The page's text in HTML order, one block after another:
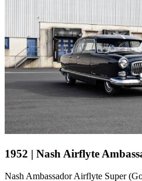
1952 | Nash Airflyte
Nash Ambassador Airflyte Super